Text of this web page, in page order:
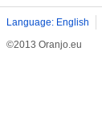
Language: English
©2013 Oranjo.eu